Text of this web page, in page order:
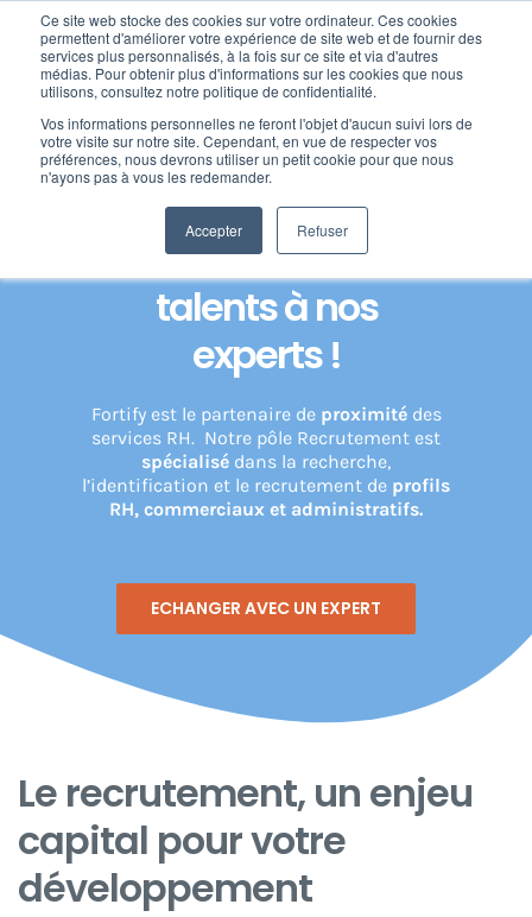
Ce site web stocke des cookies sur votre ordinateur. Ces cookies
permettent d'améliorer votre expérience de site web et de fournir des
services plus personnalisés, à la fois sur ce site et via d'autres
médias. Pour obtenir plus d'informations sur les cookies que nous
utilisons, consultez notre politique de confidentialité.
Vos informations personnelles ne feront l'objet d'aucun suivi lors de
votre visite sur notre site. Cependant, en vue de respecter vos
préférences, nous devrons utiliser un petit cookie pour que nous
n'ayons pas à vous les redemander.
Accepter Refuser
Passer
contenu
Nos offres
Formation
Nos clients
Fortify
Ressources
Support
CONNEXION
Home»Externalisation recrutement et conseil marque employeur
Confiez le
recrutement de vos
talents à nos
experts !
Fortify est le partenaire de proximitédes
services RH. Notre pôle Recrutement est
spécialisé dans la recherche,
l’identification et le recrutement de profils
RH, commerciaux et administratifs.
ECHANGER AVEC UN EXPERT
Le recrutement, un enjeu
capital pour votre
développement